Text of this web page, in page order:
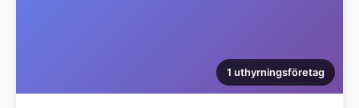
1 uthyrningsföretag